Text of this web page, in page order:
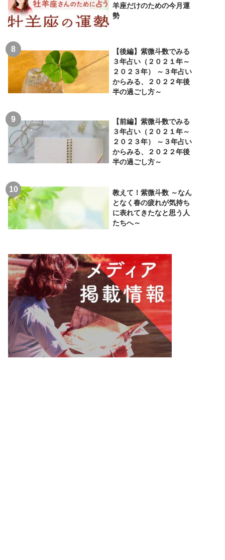
羊座だけのための今月運
勢
【後編】紫微斗数でみる
３年占い（２０２１年～
２０２３年） ～３年占い
からみる、２０２２年後
半の過ごし方～
【前編】紫微斗数でみる
３年占い（２０２１年～
２０２３年） ～３年占い
からみる、２０２２年後
半の過ごし方～
教えて！紫微斗数 ～なん
となく春の疲れが気持ち
に表れてきたなと思う人
たちへ～